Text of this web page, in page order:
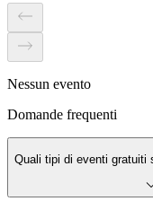
Nessun evento
Domande frequenti
Quali tipi di eventi gratuiti